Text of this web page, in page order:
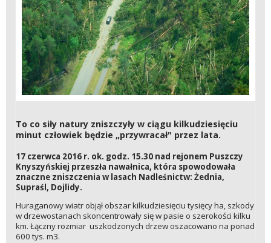
To co siły natury zniszczyły w ciągu kilkudziesięciu
minut człowiek będzie „przywracał" przez lata.
17 czerwca 2016 r. ok. godz. 15.30 nad rejonem Puszczy
Knyszyńskiej przeszła nawałnica, która spowodowała
znaczne zniszczenia w lasach Nadleśnictw: Żednia,
Supraśl, Dojlidy.
Huraganowy wiatr objął obszar kilkudziesięciu tysięcy ha, szkody
w drzewostanach skoncentrowały się w pasie o szerokości kilku
km. Łączny rozmiar uszkodzonych drzew oszacowano na ponad
600 tys. m3.